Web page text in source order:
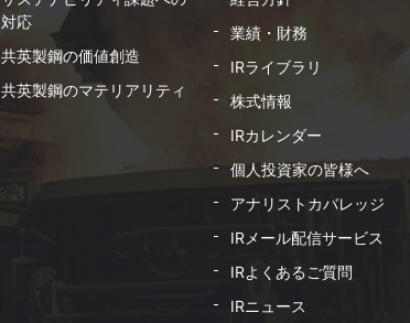
対応
共英製鋼の価値創造
共英製鋼のマテリアリティ
業績・財務
IRライブラリ
株式情報
IRカレンダー
個人投資家の皆様へ
アナリストカバレッジ
IRメール配信サービス
IRよくあるご質問
IRニュース